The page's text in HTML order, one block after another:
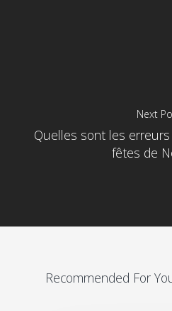
Next
Quelles sont les
fêtes de
Recommended For